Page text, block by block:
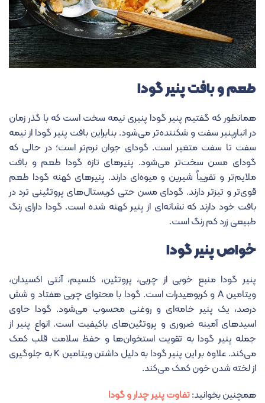
طعم و بافت پنیر گودا
همانطور که گفتیم پنیر گودا پنیری نیمه سخت است که با گذر زمان
در انبارپنیر سفت و شکننده‌تر می‌شود. بنابراین بافت پنیر گودا از نیمه
سفت تا سفت متغیر است. گودای جوان نرم‌تر است؛ در حالی که
گودای مسن سخت‌تر می‌شود. پنیرهای تازه گودا طعم و بافت
ملایم‌تر و تقریباً شیرین و میوه‌ای دارند. پنیرهای کهنه گودا طعم
قوی‌تر و تیزتر دارند. گودای مسن حتی کریستال‌های پروتئینی ترد در
بافت خود دارند که نشانه‌ای از پنیر کهنه شده است. گودا دارای رنگ
طبیعی زرد کم رنگ است.
خواص پنیر گودا
پنیر گودا منبع خوبی از چربی، پروتئین، کلسیم، آنتی اکسیدان،
ویتامین A و کربوهیدرات است. گودا با محتوای چربی هفتاد و شش
درصد، یک پنیر خامه‌ای و روغنی محسوب می‌شود. گودا حاوی
اسیدهای آمینه ضروری و پروتئین‌های باکیفیت است. انواع پنیر از
جمله پنیر گودا به تقویت استخوان‌ها و حفظ سلامت قلب کمک
می‌کند. علاوه بر این پنیر گودا به دلیل داشتن ویتامین K به جلوگیری
از لخته شدن خون کمک می‌کند.
همچنین بخوانید:تفاوت پنیر چدار و گودا